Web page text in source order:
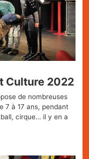
Culture 2022
de nombreuses
7 à 17 ans, pendant
cirque… il y en a